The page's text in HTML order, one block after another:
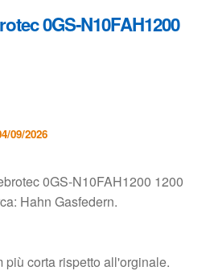
0GS-N10FAH1200
09/2026
0GS-N10FAH1200 1200
Hahn Gasfedern.
più corta rispetto all'orginale.